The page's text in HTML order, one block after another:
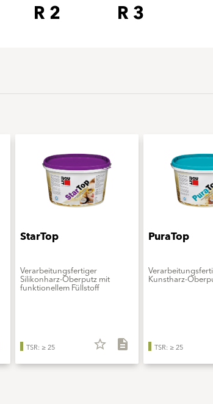
R 2 R 3
StarTop
Verarbeitungsfertiger
Silikonharz-Oberputz mit
funktionellem Füllstoff
TSR: ≥ 25 star_border description
PuraTop
Kunstharz-
TSR: ≥ 25